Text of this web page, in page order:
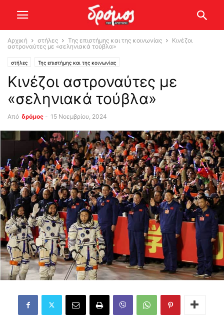
Αρχική στήλες Της επιστήμης και της κοινωνίας
Κινέζοι
αστροναύτες με «σεληνιακά τούβλα»
στήλες Της επιστήμης και της κοινωνίας
Κινέζοι αστροναύτες με
«σεληνιακά τούβλα»
Από δρόμος - 15 Νοεμβρίου, 2024